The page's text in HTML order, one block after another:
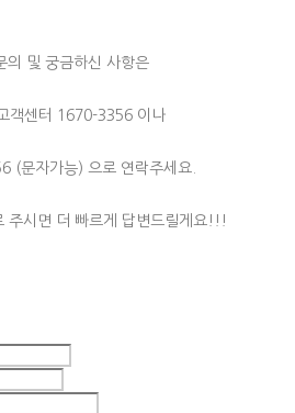
의 및 궁금하신 사항은
객센터 1670-3356 이나
(문자가능) 으로 연락주세요.
주시면 더 빠르게 답변드릴게요!!!